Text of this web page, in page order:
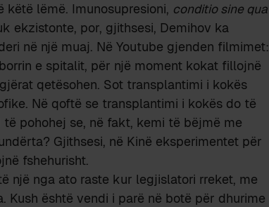
lëmë. Imunosupresioni, conditio sine qua
ekzistonte, por, gjithsesi, Demihov ka
në një muaj. Në Youtube gjenden filmimet:
e spitalit, për një moment kokat fillojnë
qetësohen. Sot transplantimi i kokës
Në qoftë se transplantimi i kokës do të
pohohej se, në fakt, kemi të bëjmë me
Gjithsesi, në Kinë eksperimentet për
fshehurisht.
një nga ato raste kur legjislatori rreket, me
është vendi i parë në botë për dhurime